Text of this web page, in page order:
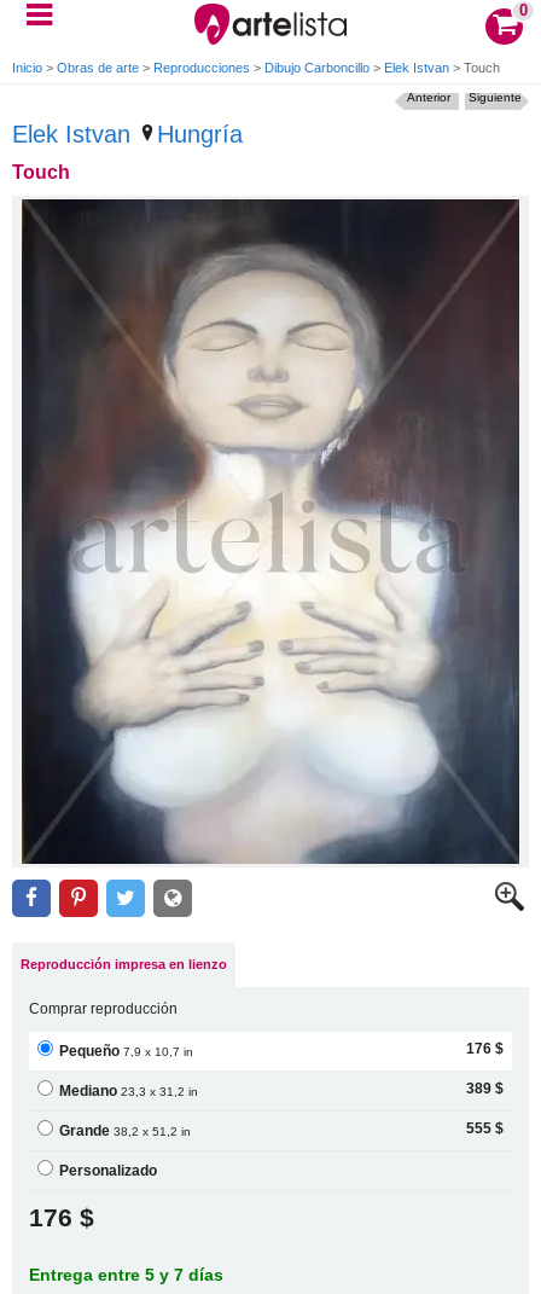
0
Inicio > Obras de arte > Reproducciones > Dibujo Carboncillo > Elek Istvan > Touch
Elek Istvan Hungría
Touch
Siguiente
Anterior
Reproducción impresa en lienzo
Comprar reproducción
Pequeño7,9 x 10,7 in 176 $
Mediano23,3 x 31,2 in 389 $
Grande38,2 x 51,2 in 555 $
Personalizado
176 $
Entrega entre 5 y 7 días